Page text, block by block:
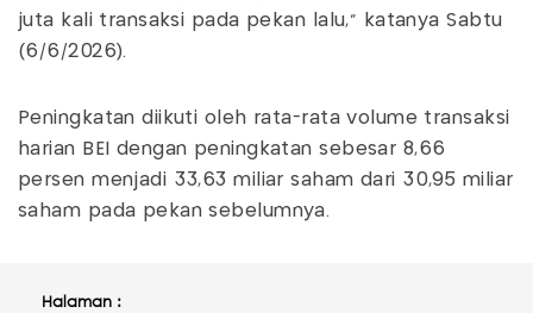
juta kali transaksi pada pekan lalu," katanya Sabtu
(6/6/2026).
Peningkatan diikuti oleh rata-rata volume transaksi
harian BEI dengan peningkatan sebesar 8,66
persen menjadi 33,63 miliar saham dari 30,95 miliar
saham pada pekan sebelumnya.
Halaman :